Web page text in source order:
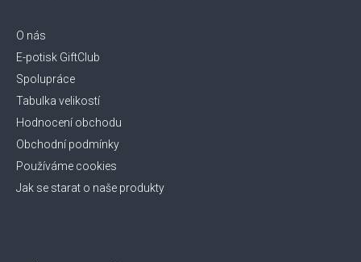
O nás
E-potisk GiftClub
Spolupráce
Tabulka velikostí
Hodnocení obchodu
Obchodní podmínky
Používáme cookies
Jak se starat o naše produkty